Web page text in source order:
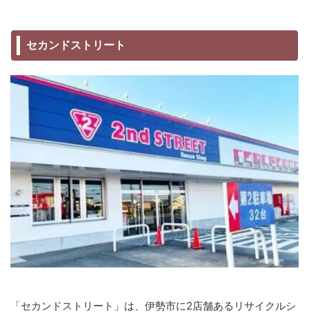
セカンドストリート
「セカンドストリート」は、伊勢市に2店舗あるリサイクルシ